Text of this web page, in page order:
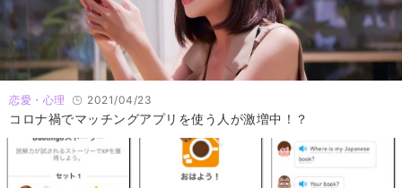
恋愛・心理 2021/04/23
コロナ禍でマッチングアプリを使う人が激増中！？